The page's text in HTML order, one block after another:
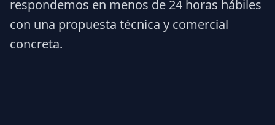
respondemos en menos de 24 horas hábiles
con una propuesta técnica y comercial
concreta.